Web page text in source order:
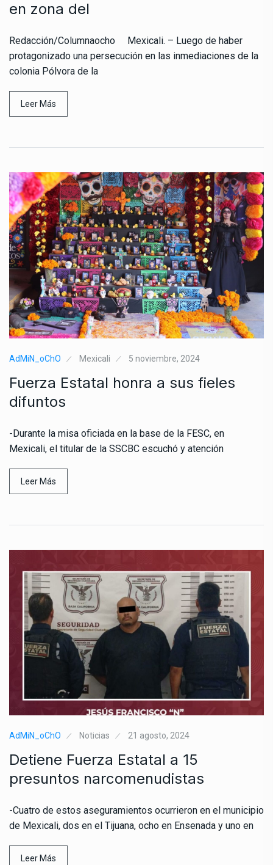
en zona del
Redacción/Columnaocho Mexicali. – Luego de haber
protagonizado una persecución en las inmediaciones de la
colonia Pólvora de la
Leer Más
AdMiN_oChO Mexicali 5 noviembre, 2024
Fuerza Estatal honra a sus fieles
difuntos
-Durante la misa oficiada en la base de la FESC, en
Mexicali, el titular de la SSCBC escuchó y atención
Leer Más
AdMiN_oChO Noticias 21 agosto, 2024
Detiene Fuerza Estatal a 15
presuntos narcomenudistas
-Cuatro de estos aseguramientos ocurrieron en el municipio
de Mexicali, dos en el Tijuana, ocho en Ensenada y uno en
Leer Más